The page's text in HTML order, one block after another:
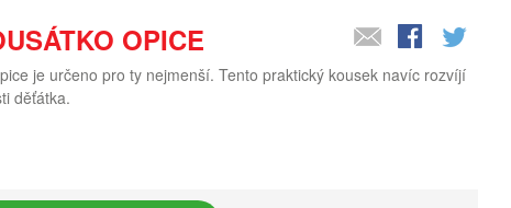
OPICE
je určeno pro ty nejmenší. Tento praktický kousek navíc rozvíjí
děťátka.